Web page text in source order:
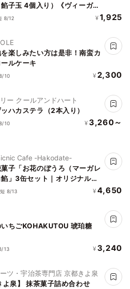
子玉 4個入り）《ヴィーガン
》8/12 ¥ 1,925
楽しみたい方は是非！南蛮カ
ルケーキ
10 ¥ 2,300
ー クールアンドハート
ハカステラ（2本入り）
10 ¥ 3,260～
Cafe -Hakodate-
子「お花のぼうろ（マーガレ
」3缶セット｜オリジナル紙
8/13 ¥ 4,650
ちごKOHAKUTOU 琥珀糖
13 ¥ 3,240
ツ・宇治茶専門店 京都きよ泉
よ泉】 抹茶菓子詰め合わせ